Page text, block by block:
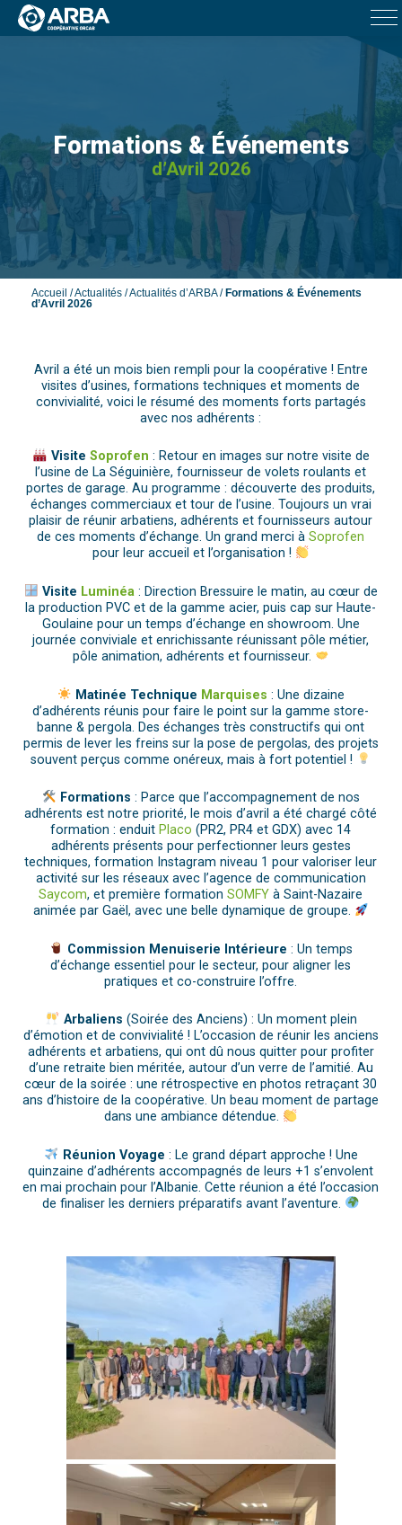
Formations & Événements
d’Avril 2026
Accueil /Actualités /Actualités d’ARBA/ Formations & Événements
d’Avril 2026
Avril a été un mois bien rempli pour la coopérative ! Entre
visites d’usines, formations techniques et moments de
convivialité, voici le résumé des moments forts partagés
avec nos adhérents :
Visite Soprofen : Retour en images sur notre visite de
l’usine de La Séguinière, fournisseur de volets roulants et
portes de garage. Au programme : découverte des produits,
échanges commerciaux et tour de l’usine. Toujours un vrai
plaisir de réunir arbatiens, adhérents et fournisseurs autour
de ces moments d’échange. Un grand merci àSoprofen
pour leur accueil et l’organisation !
Visite Luminéa : Direction Bressuire le matin, au cœur de
la production PVC et de la gamme acier, puis cap sur Haute-
Goulaine pour un temps d’échange en showroom. Une
journée conviviale et enrichissante réunissant pôle métier,
pôle animation, adhérents et fournisseur.
Matinée Technique Marquises : Une dizaine
d’adhérents réunis pour faire le point sur la gamme store-
banne & pergola. Des échanges très constructifs qui ont
permis de lever les freins sur la pose de pergolas, des projets
souvent perçus comme onéreux, mais à fort potentiel !
Formations : Parce que l’accompagnement de nos
adhérents est notre priorité, le mois d’avril a été chargé côté
formation : enduit Placo (PR2, PR4 et GDX) avec 14
adhérents présents pour perfectionner leurs gestes
techniques, formation Instagram niveau 1 pour valoriser leur
activité sur les réseaux avec l’agence de communication
Saycom, et première formationSOMFY à Saint-Nazaire
animée par Gaël, avec une belle dynamique de groupe.
Commission Menuiserie Intérieure : Un temps
d’échange essentiel pour le secteur, pour aligner les
pratiques et co-construire l’offre.
Arbaliens (Soirée des Anciens) : Un moment plein
d’émotion et de convivialité ! L’occasion de réunir les anciens
adhérents et arbatiens, qui ont dû nous quitter pour profiter
d’une retraite bien méritée, autour d’un verre de l’amitié. Au
cœur de la soirée : une rétrospective en photos retraçant 30
ans d’histoire de la coopérative. Un beau moment de partage
dans une ambiance détendue.
Réunion Voyage : Le grand départ approche ! Une
quinzaine d’adhérents accompagnés de leurs +1 s’envolent
en mai prochain pour l’Albanie. Cette réunion a été l’occasion
de finaliser les derniers préparatifs avant l’aventure.